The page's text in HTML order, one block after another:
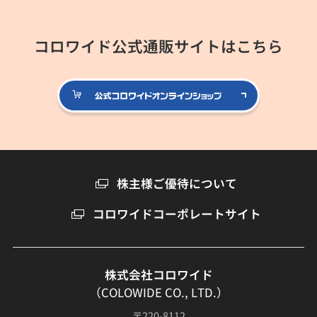
コロワイド公式通販サイトはこちら
公式コロ
株主様ご優待について
コロワイドコーポレートサイト
株式会社コロワイド
（COLOWIDE CO., LTD.）